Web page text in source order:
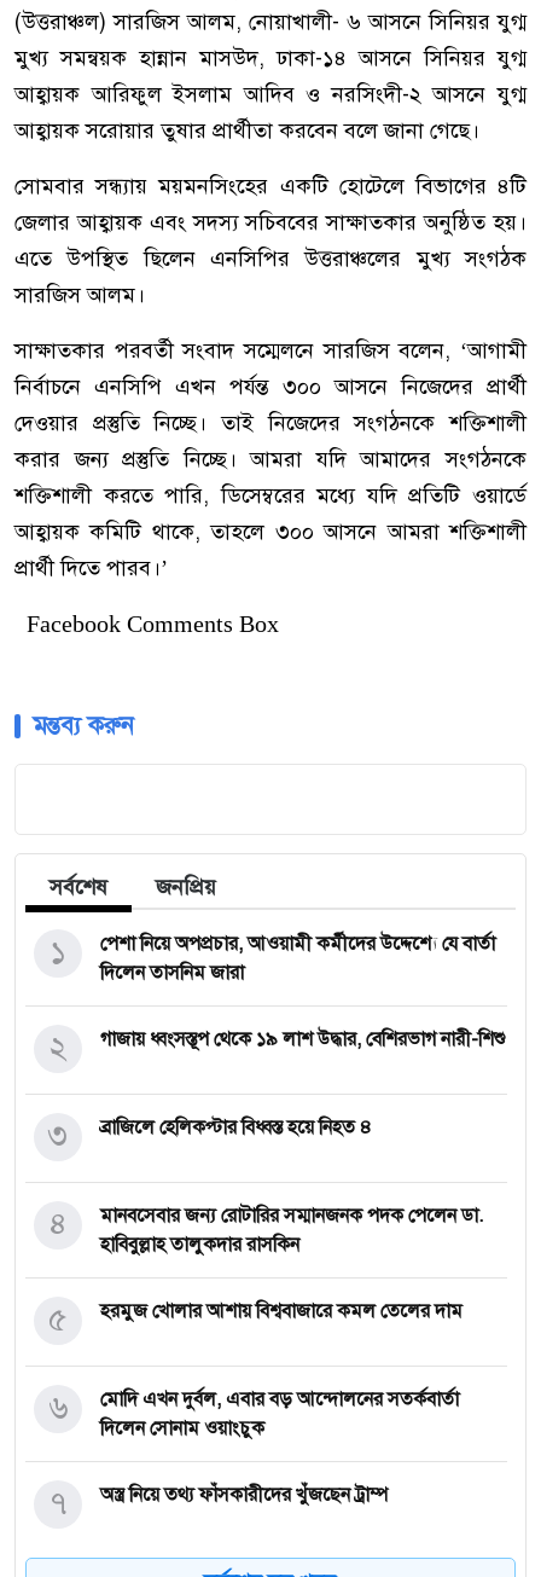
(উত্তরাঞ্চল) সারজিস আলম, নোয়াখালী- ৬ আসনে সিনিয়র যুগ্ম
মুখ্য সমন্বয়ক হান্নান মাসউদ, ঢাকা-১৪ আসনে সিনিয়র যুগ্ম
আহ্বায়ক আরিফুল ইসলাম আদিব ও নরসিংদী-২ আসনে যুগ্ম
আহ্বায়ক সরোয়ার তুষার প্রার্থীতা করবেন বলে জানা গেছে।
সোমবার সন্ধ্যায় ময়মনসিংহের একটি হোটেলে বিভাগের ৪টি
জেলার আহ্বায়ক এবং সদস্য সচিববের সাক্ষাতকার অনুষ্ঠিত হয়।
এতে উপস্থিত ছিলেন এনসিপির উত্তরাঞ্চলের মুখ্য সংগঠক
সারজিস আলম।
সাক্ষাতকার পরবর্তী সংবাদ সম্মেলনে সারজিস বলেন, ‘আগামী
নির্বাচনে এনসিপি এখন পর্যন্ত ৩০০ আসনে নিজেদের প্রার্থী
দেওয়ার প্রস্তুতি নিচ্ছে। তাই নিজেদের সংগঠনকে শক্তিশালী
করার জন্য প্রস্তুতি নিচ্ছে। আমরা যদি আমাদের সংগঠনকে
শক্তিশালী করতে পারি, ডিসেম্বরের মধ্যে যদি প্রতিটি ওয়ার্ডে
আহ্বায়ক কমিটি থাকে, তাহলে ৩০০ আসনে আমরা শক্তিশালী
প্রার্থী দিতে পারব।’
Facebook Comments Box
মন্তব্য করুন
সর্বশেষ জনপ্রিয়
পেশা নিয়ে অপপ্রচার, আওয়ামী কর্মীদের উদ্দেশ্যে যে বার্তা
দিলেন তাসনিম জারা
১
গাজায় ধ্বংসস্তূপ থেকে ১৯ লাশ উদ্ধার, বেশিরভাগ নারী-শিশু
২
ব্রাজিলে হেলিকপ্টার বিধ্বস্ত হয়ে নিহত ৪
৩
মানবসেবার জন্য রোটারির সম্মানজনক পদক পেলেন ডা.
হাবিবুল্লাহ তালুকদার রাসকিন
৪
হরমুজ খোলার আশায় বিশ্ববাজারে কমল তেলের দাম
৫
মোদি এখন দুর্বল, এবার বড় আন্দোলনের সতর্কবার্তা
দিলেন সোনাম ওয়াংচুক
৬
অস্ত্র নিয়ে তথ্য ফাঁসকারীদের খুঁজছেন ট্রাম্প
৭